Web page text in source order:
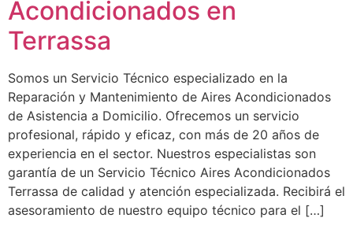
Acondicionados en
Terrassa
Somos un Servicio Técnico especializado en la
Reparación y Mantenimiento de Aires Acondicionados
de Asistencia a Domicilio. Ofrecemos un servicio
profesional, rápido y eficaz, con más de 20 años de
experiencia en el sector. Nuestros especialistas son
garantía de un Servicio Técnico Aires Acondicionados
Terrassa de calidad y atención especializada. Recibirá el
asesoramiento de nuestro equipo técnico para el […]